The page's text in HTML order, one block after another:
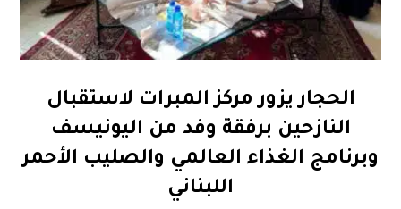
الحجار يزور مركز المبرات لاستقبال
النازحين برفقة وفد من اليونيسف
وبرنامج الغذاء العالمي والصليب الأحمر
اللبناني